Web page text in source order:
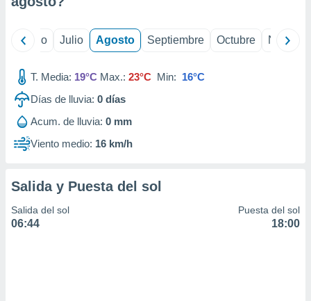
mediante
publicidad
publicidad
1199
Junio Julio Agosto Septiembre Octubre
T. Media: 19°C Max.: 23°C Min: 16°C
Días de lluvia: 0 días
Acum. de lluvia: 0 mm
Viento medio: 16 km/h
Salida y Puesta del sol
Salida del sol
06:44
Puesta del sol
18:00